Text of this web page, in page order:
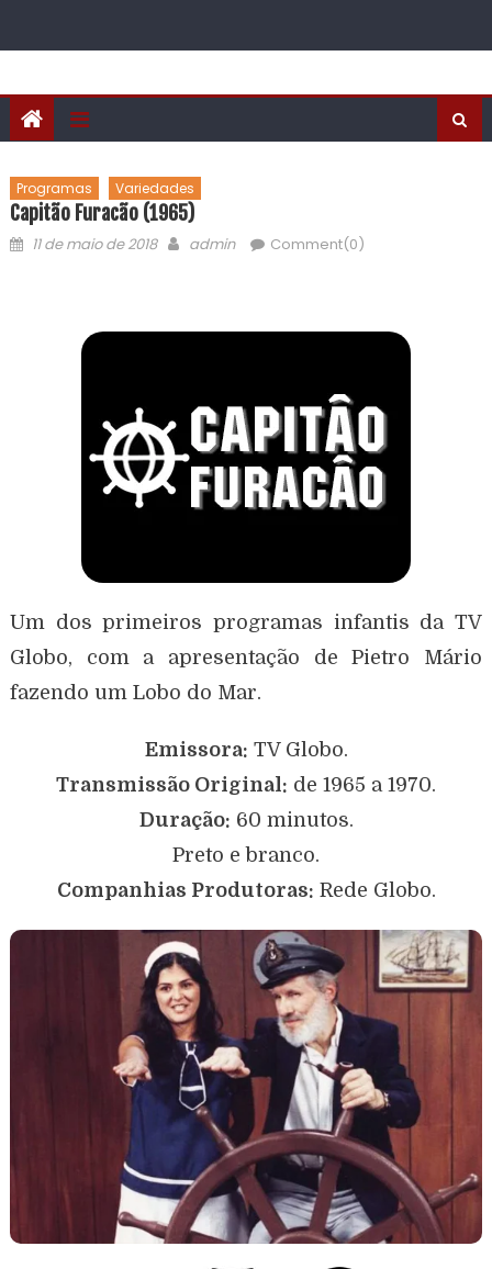
Programas Variedades
Capitão Furacão (1965)
11 de maio de 2018 admin Comment(0)
Um dos primeiros programas infantis da TV
Globo, com a apresentação de Pietro Mário
fazendo um Lobo do Mar.
Emissora: TV Globo.
Transmissão Original: de 1965 a 1970.
Duração: 60 minutos.
Preto e branco.
Companhias Produtoras: Rede Globo.